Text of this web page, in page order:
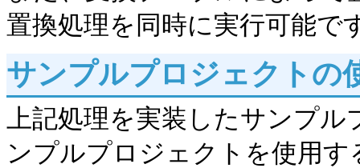
置換処理を同時に実行可能で
サンプルプロジェクトの
上記処理を実装したサンプ
ンプルプロジェクトを使用